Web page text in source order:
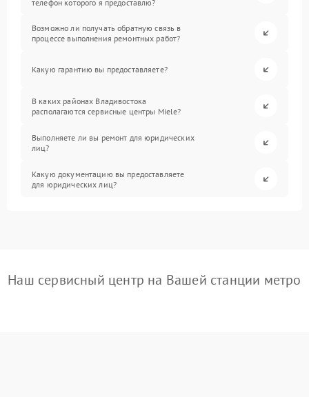
телефон которого я предоставлю?
Возможно ли получать обратную связь в
процессе выполнения ремонтных работ?
Какую гарантию вы предоставляете?
В каких районах Владивостока
располагаются сервисные центры Miele?
Выполняете ли вы ремонт для юридических
лиц?
Какую документацию вы предоставляете
для юридических лиц?
Наш сервисный центр на Вашей станции метро